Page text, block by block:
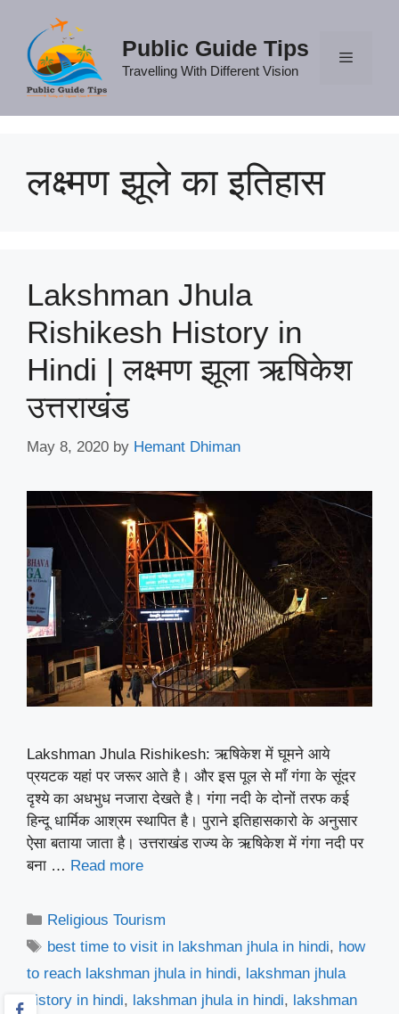
content
Public Guide Tips
Travelling With Different Vision
लक्ष्मण झूले का इतिहास
Lakshman Jhula
Rishikesh History in
Hindi | लक्ष्मण झूला ऋषिकेश
उत्तराखंड
May 8, 2020 by Hemant Dhiman
Lakshman Jhula Rishikesh: ऋषिकेश में घूमने आये
प्रयटक यहां पर जरूर आते है। और इस पूल से माँ गंगा के सूंदर
दृश्ये का अधभुध नजारा देखते है। गंगा नदी के दोनों तरफ कई
हिन्दू धार्मिक आश्रम स्थापित है। पुराने इतिहासकारो के अनुसार
ऐसा बताया जाता है। उत्तराखंड राज्य के ऋषिकेश में गंगा नदी पर
बना … Read more
Categories
Religious Tourism
Tags
best time to visit in lakshman jhula in hindi, how
to reach lakshman jhula in hindi, lakshman jhula
history in hindi, lakshman jhula in hindi, lakshman